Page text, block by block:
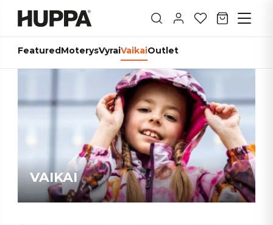
FeaturedMoterysVyraiVaikaiOutlet
VAIKAI